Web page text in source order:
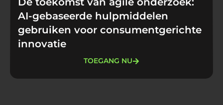
AI-gebaseerde hulpmiddelen
gebruiken voor consumentgerichte
innovatie
TOEGANG NU